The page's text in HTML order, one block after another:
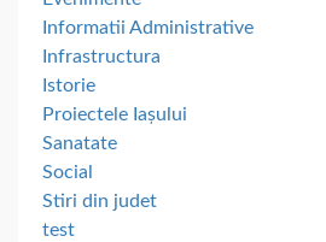
Informatii Administrative
Infrastructura
Istorie
Proiectele Iașului
Sanatate
Social
Stiri din judet
test